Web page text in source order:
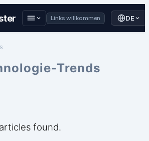
Links willkommen DE
Trends
found.